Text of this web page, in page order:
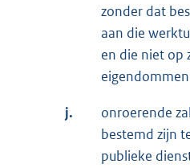
zonder dat
aan die
en die niet op
j.
onroerende
bestemd zijn
publieke